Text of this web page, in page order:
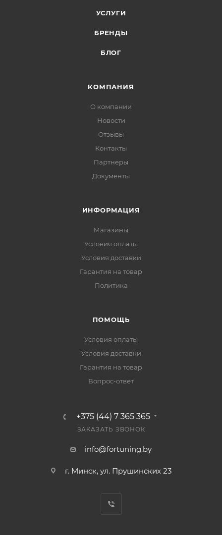
УСЛУГИ
БРЕНДЫ
БЛОГ
КОМПАНИЯ
О компании
Новости
Отзывы
Контакты
Партнеры
Документы
ИНФОРМАЦИЯ
Магазины
Условия оплаты
Условия доставки
Гарантия на товар
Политика
ПОМОЩЬ
Условия оплаты
Условия доставки
Гарантия на товар
Вопрос-ответ
+375 (44) 7 365 365
ЗАКАЗАТЬ ЗВОНОК
info@fortuning.by
г. Минск, ул. Прушинских 23